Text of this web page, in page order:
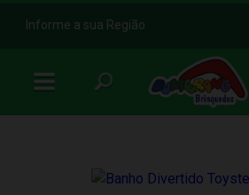
b
Informe a sua Região